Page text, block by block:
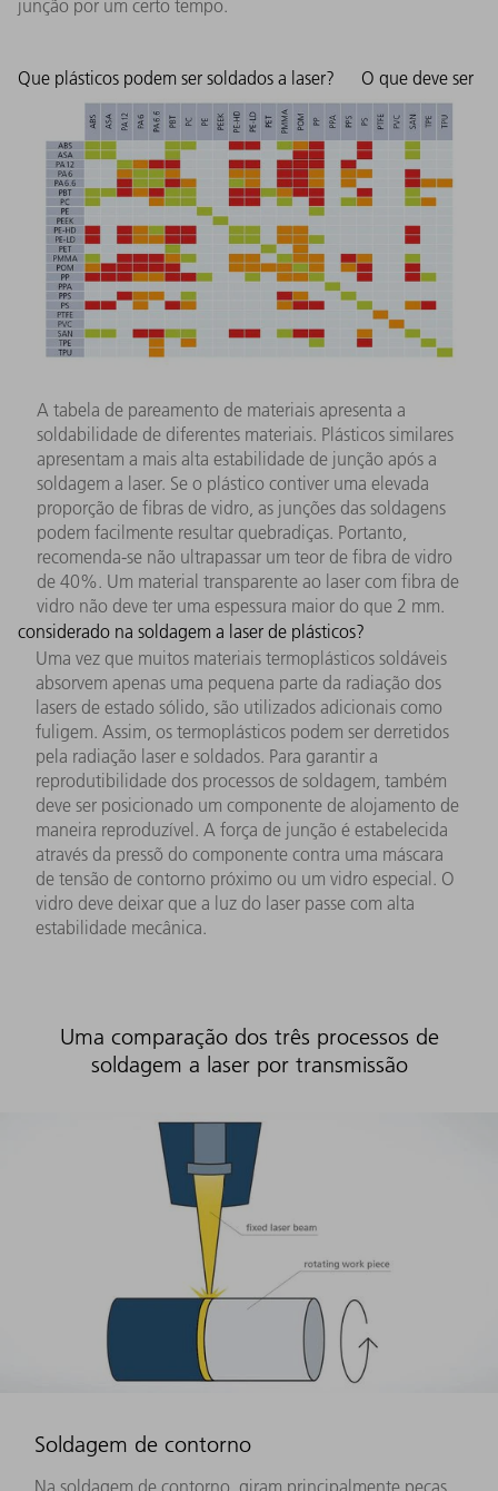
junção por um certo tempo.
Que plásticos podem ser soldados a laser?
A tabela de pareamento de materiais apresenta a
soldabilidade de diferentes materiais. Plásticos similares
apresentam a mais alta estabilidade de junção após a
soldagem a laser. Se o plástico contiver uma elevada
proporção de fibras de vidro, as junções das soldagens
podem facilmente resultar quebradiças. Portanto,
recomenda-se não ultrapassar um teor de fibra de vidro
de 40%. Um material transparente ao laser com fibra de
vidro não deve ter uma espessura maior do que 2 mm.
O que deve ser
considerado na soldagem a laser de plásticos?
Uma vez que muitos materiais termoplásticos soldáveis ​​
absorvem apenas uma pequena parte da radiação dos
lasers de estado sólido, são utilizados adicionais como
fuligem. Assim, os termoplásticos podem ser derretidos
pela radiação laser e soldados. Para garantir a
reprodutibilidade dos processos de soldagem, também
deve ser posicionado um componente de alojamento de
maneira reproduzível. A força de junção é estabelecida
através da pressõ do componente contra uma máscara
de tensão de contorno próximo ou um vidro especial. O
vidro deve deixar que a luz do laser passe com alta
estabilidade mecânica.
Uma comparação dos três processos de
soldagem a laser por transmissão
Soldagem de contorno
Na soldagem de contorno, giram principalmente peças